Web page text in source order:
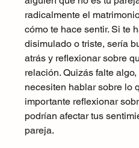
radicalmente el
cómo te hace sentir. Si te
disimulado o triste, sería
atrás y reflexionar sobre
relación. Quizás falte
necesiten hablar sobre lo
importante reflexionar
podrían afectar tus
pareja.